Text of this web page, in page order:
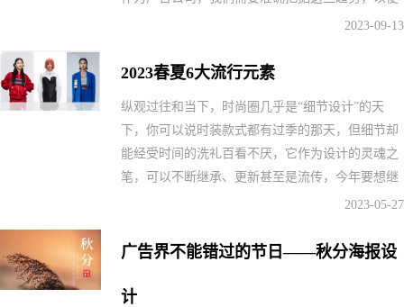
为客户制定最合适的营销策略。下面，让我们一起
2023-09-13
2023春夏6大流行元素
纵观过往和当下，时尚圈几乎是“细节设计”的天
下，你可以说时装款式都有过季的那天，但细节却
能经受时间的洗礼百看不厌，它作为设计的灵魂之
笔，可以不断继承、更新甚至是流传，今年要想继
2023-05-27
广告界不能错过的节日——秋分海报设
计